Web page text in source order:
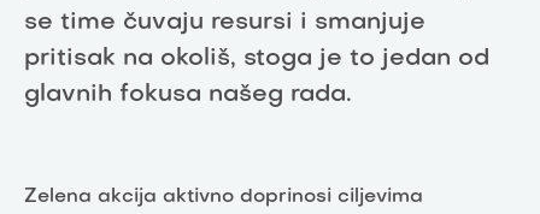
se time čuvaju resursi i smanjuje
pritisak na okoliš, stoga je to jedan od
glavnih fokusa našeg rada.
Zelena akcija aktivno doprinosi ciljevima